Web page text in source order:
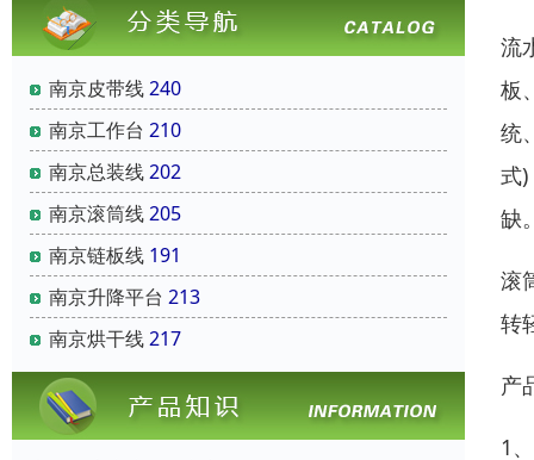
南京皮带线240
南京工作台 210
南京总装线202
南京滚筒线205
南京链板线 191
南京升降平台 213
南京烘干线217
流
板
统
式
缺
滚
转
产
1